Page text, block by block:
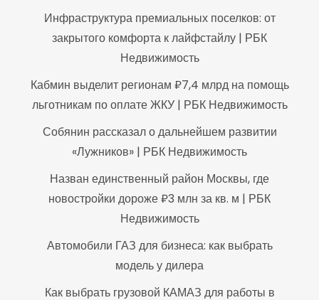
Инфраструктура премиальных поселков: от
закрытого комфорта к лайфстайлу | РБК
Недвижимость
Кабмин выделит регионам ₽7,4 млрд на помощь
льготникам по оплате ЖКУ | РБК Недвижимость
Собянин рассказал о дальнейшем развитии
«Лужников» | РБК Недвижимость
Назван единственный район Москвы, где
новостройки дороже ₽3 млн за кв. м | РБК
Недвижимость
Автомобили ГАЗ для бизнеса: как выбрать
модель у дилера
Как выбрать грузовой КАМАЗ для работы в